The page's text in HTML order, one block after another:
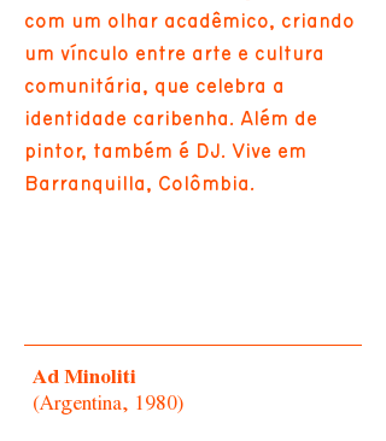
com um olhar acadêmico, criando
um vínculo entre arte e cultura
comunitária, que celebra a
identidade caribenha. Além de
pintor, também é DJ. Vive em
Barranquilla, Colômbia.
Ad Minoliti
(Argentina, 1980)